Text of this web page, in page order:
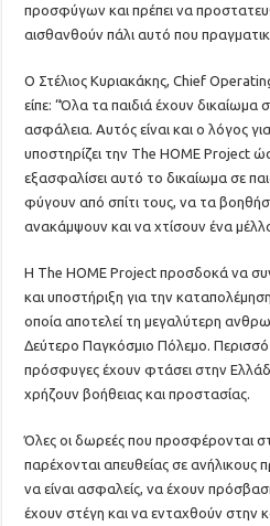
προσφύγων και πρέπει να
αισθανθούν πάλι αυτό που
Ο Στέλιος Κυριακάκης, Chief
είπε: “Όλα τα παιδιά έχουν δικαίωμα
ασφάλεια. Αυτός είναι και ο λόγος
υποστηρίζει την The HOME Project
εξασφαλίσει αυτό το δικαίωμα σε
φύγουν από σπίτι τους, να τα
ανακάμψουν και να χτίσουν ένα
Η The HOME Project προσδοκά να
και υποστήριξη για την
οποία αποτελεί τη μεγαλύτερη
Δεύτερο Παγκόσμιο Πόλεμο.
πρόσφυγες έχουν φτάσει στην
χρήζουν βοήθειας και προστασίας.
Όλες οι δωρεές που προσφέρονται
παρέχονται απευθείας σε
να είναι ασφαλείς, να έχουν
έχουν στέγη και να ενταχθούν στην